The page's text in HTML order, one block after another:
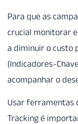
Para que as
crucial monitorar
a diminuir o custo
(Indicadores-
acompanhar o
Usar ferramentas
Tracking é